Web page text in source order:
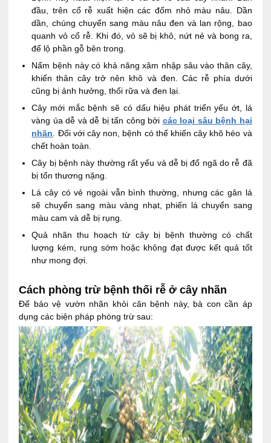
đầu, trên cổ rễ xuất hiện các đốm nhỏ màu nâu. Dần
dần, chúng chuyển sang màu nâu đen và lan rộng, bao
quanh vỏ cổ rễ. Khi đó, vỏ sẽ bị khô, nứt nẻ và bong ra,
để lộ phần gỗ bên trong.
Nấm bệnh này có khả năng xâm nhập sâu vào thân cây,
khiến thân cây trở nên khô và đen. Các rễ phía dưới
cũng bị ảnh hưởng, thối rữa và đen lại.
Cây mới mắc bệnh sẽ có dấu hiệu phát triển yếu ớt, lá
vàng úa dễ và dễ bị tấn công bởi các loại sâu bệnh hại
nhãn. Đối với cây non, bệnh có thể khiến cây khô héo và
chết hoàn toàn.
Cây bị bệnh này thường rất yếu và dễ bị đổ ngã do rễ đã
bị tổn thương nặng.
Lá cây có vẻ ngoài vẫn bình thường, nhưng các gân lá
sẽ chuyển sang màu vàng nhạt, phiến lá chuyển sang
màu cam và dễ bị rụng.
Quả nhãn thu hoạch từ cây bị bệnh thường có chất
lượng kém, rụng sớm hoặc không đạt được kết quả tốt
như mong đợi.
Cách phòng trừ bệnh thối rễ ở cây nhãn
Để bảo vệ vườn nhãn khỏi căn bệnh này, bà con cần áp
dụng các biện pháp phòng trừ sau: